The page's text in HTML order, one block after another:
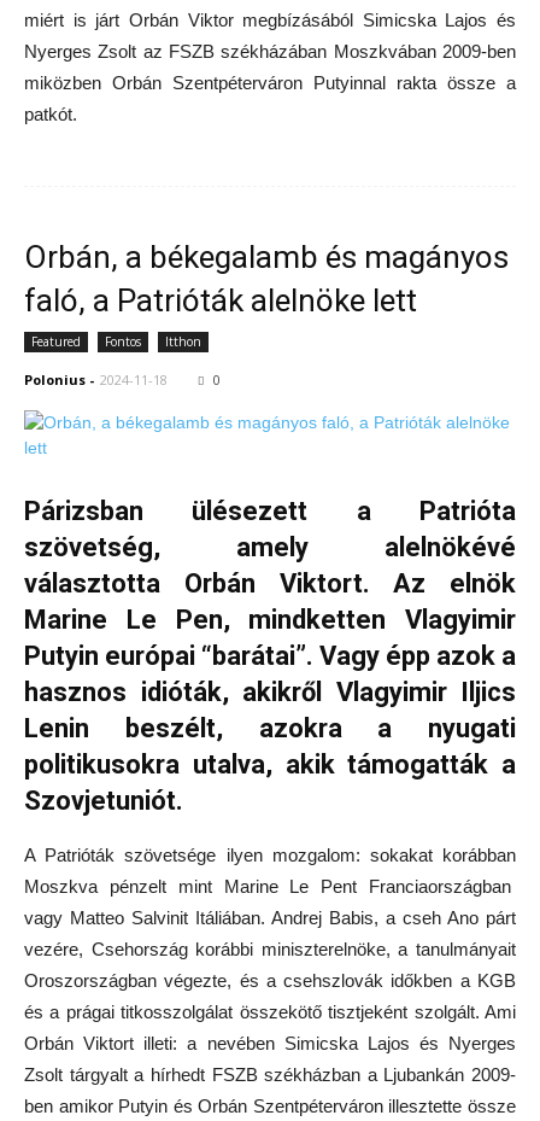
miért is járt Orbán Viktor megbízásából Simicska Lajos és
Nyerges Zsolt az FSZB székházában Moszkvában 2009-ben
miközben Orbán Szentpéterváron Putyinnal rakta össze a
patkót.
Orbán, a békegalamb és magányos
faló, a Patrióták alelnöke lett
Featured Fontos Itthon
Polonius - 2024-11-18 0
Párizsban ülésezett a Patrióta
szövetség, amely alelnökévé
választotta Orbán Viktort. Az elnök
Marine Le Pen, mindketten Vlagyimir
Putyin európai “barátai”. Vagy épp azok a
hasznos idióták, akikről Vlagyimir Iljics
Lenin beszélt, azokra a nyugati
politikusokra utalva, akik támogatták a
Szovjetuniót.
A Patrióták szövetsége ilyen mozgalom: sokakat korábban
Moszkva pénzelt mint Marine Le Pent Franciaországban
vagy Matteo Salvinit Itáliában. Andrej Babis, a cseh Ano párt
vezére, Csehország korábbi miniszterelnöke, a tanulmányait
Oroszországban végezte, és a csehszlovák időkben a KGB
és a prágai titkosszolgálat összekötő tisztjeként szolgált. Ami
Orbán Viktort illeti: a nevében Simicska Lajos és Nyerges
Zsolt tárgyalt a hírhedt FSZB székházban a Ljubankán 2009-
ben amikor Putyin és Orbán Szentpéterváron illesztette össze